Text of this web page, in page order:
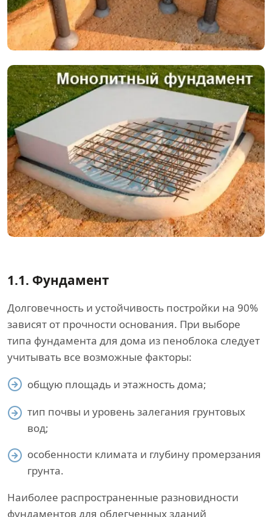
1.1. Фундамент
Долговечность и устойчивость постройки на 90%
зависят от прочности основания. При выборе
типа фундамента для дома из пеноблока следует
учитывать все возможные факторы:
общую площадь и этажность дома;
тип почвы и уровень залегания грунтовых
вод;
особенности климата и глубину промерзания
грунта.
Наиболее распространенные разновидности
фундаментов для облегченных зданий